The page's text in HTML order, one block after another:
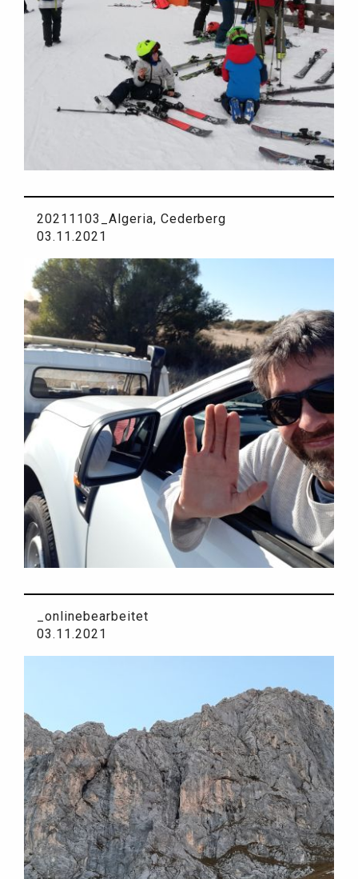
20211103_Algeria, Cederberg
03.11.2021
_onlinebearbeitet
03.11.2021